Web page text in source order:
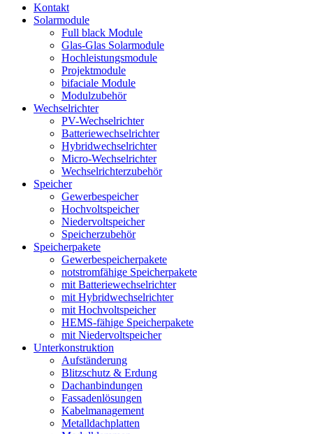
Kontakt
Solarmodule
Full black Module
Glas-Glas Solarmodule
Hochleistungsmodule
Projektmodule
bifaciale Module
Modulzubehör
Wechselrichter
PV-Wechselrichter
Batteriewechselrichter
Hybridwechselrichter
Micro-Wechselrichter
Wechselrichterzubehör
Speicher
Gewerbespeicher
Hochvoltspeicher
Niedervoltspeicher
Speicherzubehör
Speicherpakete
Gewerbespeicherpakete
notstromfähige Speicherpakete
mit Batteriewechselrichter
mit Hybridwechselrichter
mit Hochvoltspeicher
HEMS-fähige Speicherpakete
mit Niedervoltspeicher
Unterkonstruktion
Aufständerung
Blitzschutz & Erdung
Dachanbindungen
Fassadenlösungen
Kabelmanagement
Metalldachplatten